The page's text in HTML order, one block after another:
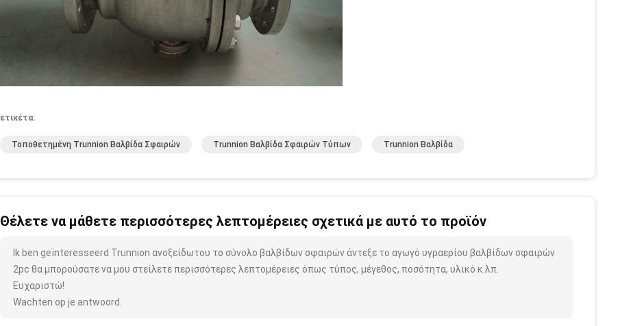
ετικέτα:
Τοποθετημένη Trunnion Βαλβίδα Σφαιρών Trunnion Βαλβίδα Σφαιρών Τύπων Trunnion Βαλβίδα
Θέλετε να μάθετε περισσότερες λεπτομέρειες σχετικά με αυτό το προϊόν
Ik ben geïnteresseerd Trunnion ανοξείδωτου το σύνολο βαλβίδων σφαιρών άντεξε το αγωγό υγραερίου βαλβίδων σφαιρών
2pc θα μπορούσατε να μου στείλετε περισσότερες λεπτομέρειες όπως τύπος, μέγεθος, ποσότητα, υλικό κ.λπ.
Ευχαριστώ!
Wachten op je antwoord.